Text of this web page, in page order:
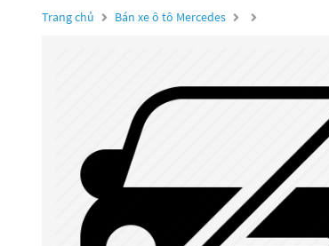
Trang chủ Bán xe ô tô Mercedes